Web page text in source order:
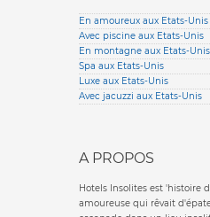
En amoureux aux Etats-Unis
Avec piscine aux Etats-Unis
En montagne aux Etats-Unis
Spa aux Etats-Unis
Luxe aux Etats-Unis
Avec jacuzzi aux Etats-Unis
A PROPOS
Hotels Insolites est 'histoire
amoureuse qui rêvait